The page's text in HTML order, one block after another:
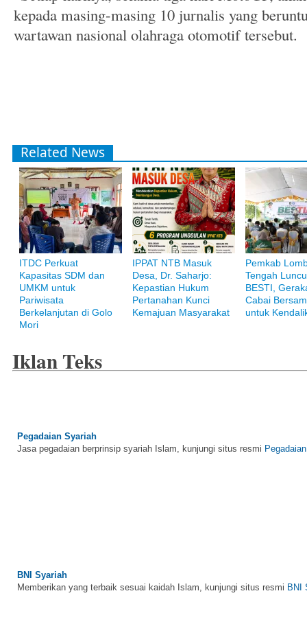
kepada masing-masing 10 jurnalis yang
wartawan nasional olahraga otomotif tersebut.
Related News
ITDC Perkuat
Kapasitas SDM dan
UMKM untuk
Pariwisata
Berkelanjutan di Golo
Mori
IPPAT NTB Masuk
Desa, Dr. Saharjo:
Kepastian Hukum
Pertanahan Kunci
Kemajuan Masyarakat
Pemkab
Tengah
BESTI,
Cabai
untuk
Iklan Teks
Bank Muamalat
Raih ketenangan dengan akses yang luas di Bank Muamalat